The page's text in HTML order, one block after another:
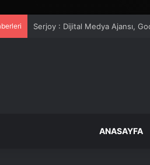
UETDS Nedir ? Uetds.com İle
ANASAYFA